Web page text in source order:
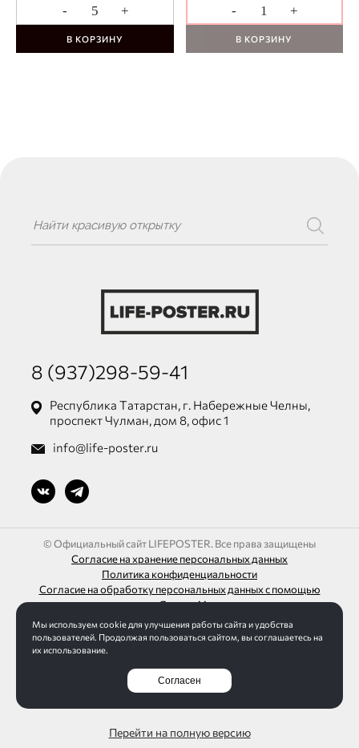
- +
В КОРЗИНУ
- +
В КОРЗИНУ
8 (937)298-59-41
Республика Татарстан, г. Набережные Челны,
проспект Чулман, дом 8, офис 1
info@life-poster.ru
© Официальный сайт LIFEPOSTER. Все права защищены
Согласие на хранение персональных данных
Политика конфиденциальности
Согласие на обработку персональных данных с помощью
сервиса «Яндекс.Метрика»
ИП Шагалиев Ленар Азатович
ИНН 165032613271 / ОГРН 313165016100095
Разработка сайта Интернет-студия LELI
Перейти на полную версию
Мы используем cookie для улучшения работы сайта и удобства
пользователей. Продолжая пользоваться сайтом, вы соглашаетесь на
их использование.
Согласен